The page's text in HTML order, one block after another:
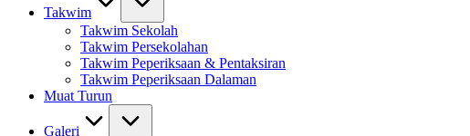
Takwim
Takwim Sekolah
Takwim Persekolahan
Takwim Peperiksaan & Pentaksiran
Takwim Peperiksaan Dalaman
Muat Turun
Galeri